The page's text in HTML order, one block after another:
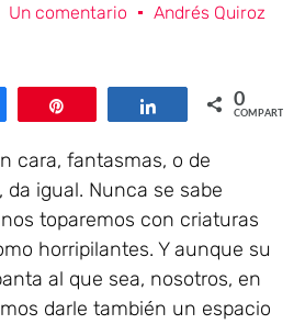
Un comentario Andrés Quiroz
Compartir0
COMPARTIR
cara, fantasmas, o de
igual. Nunca se sabe
toparemos con criaturas
horripilantes. Y aunque su
al que sea, nosotros, en
darle también un espacio